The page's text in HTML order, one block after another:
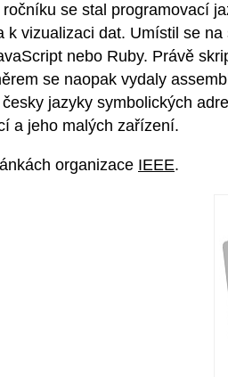
se stal programovací
k vizualizaci dat. Umístil se
nebo Ruby. Právě
se naopak vydaly
jazyky symbolických
a jeho malých zařízení.
organizace IEEE.